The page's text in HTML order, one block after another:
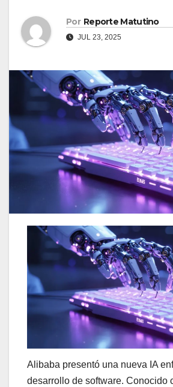
Por Reporte Matutino
JUL 23, 2025
Alibaba presentó una nueva IA
desarrollo de software. Conocido